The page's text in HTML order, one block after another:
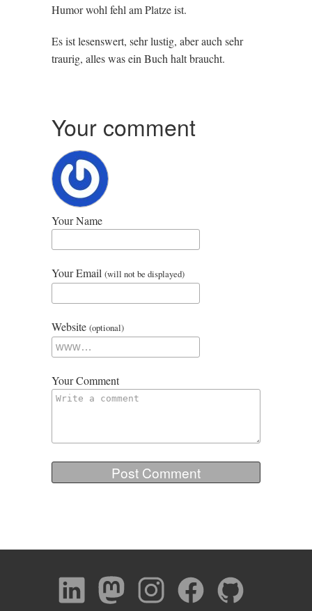
Humor wohl fehl am Platze ist.
Es ist lesenswert, sehr lust­ig, aber auch sehr
traurig, alles was ein Buch halt braucht.
Your comment
Your Name
Your Email (will not be displayed)
Website (optional)
Your Comment